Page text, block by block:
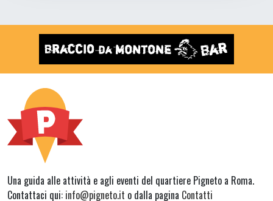
Una guida alle attività e agli eventi del quartiere Pigneto a Roma.
Contattaci qui: info@pigneto.it o dalla pagina Contatti